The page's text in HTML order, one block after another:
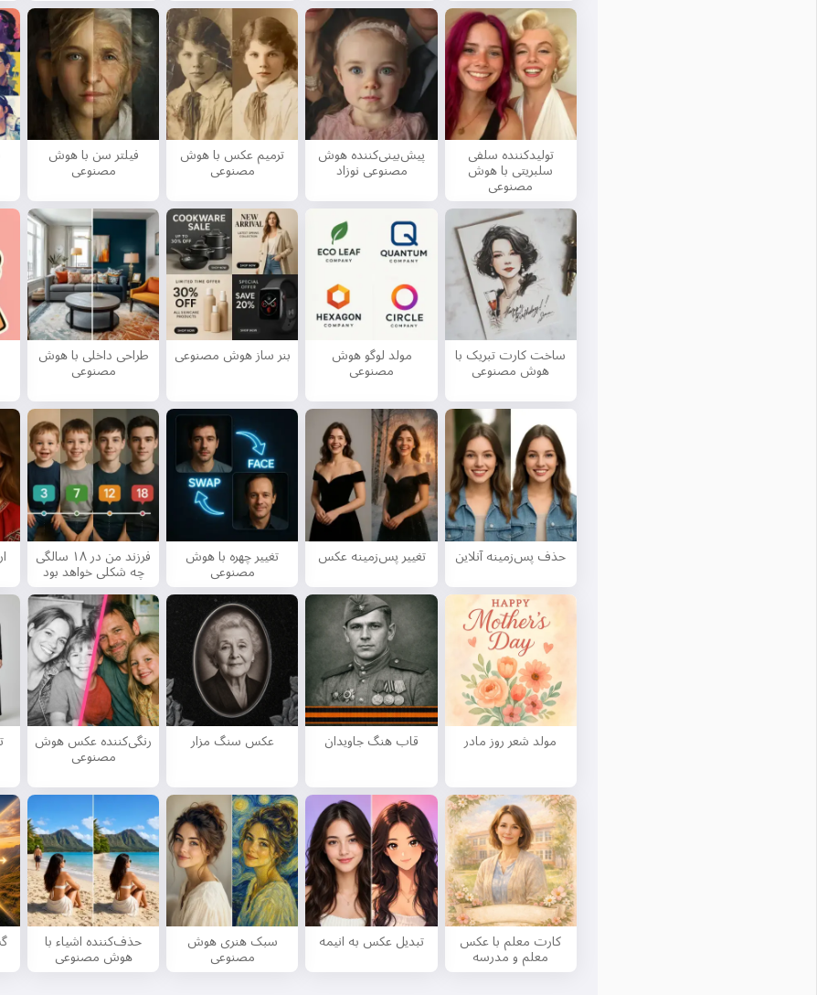
تولیدکننده سلفی
سلبریتی با هوش
مصنوعی
پیش‌بینی‌کننده هوش
مصنوعی نوزاد
ترمیم عکس با هوش
مصنوعی
فیلتر سن با هوش
مصنوعی
ساخت کارت تبریک با
هوش مصنوعی
مولد لوگو هوش
مصنوعی
بنر ساز هوش مصنوعی طراحی داخلی با هوش
مصنوعی
حذف پس‌زمینه آنلاین تغییر پس‌زمینه عکس تغییر چهره با هوش
مصنوعی
فرزند من در ۱۸ سالگی
چه شکلی خواهد بود
مولد شعر روز مادر قاب هنگ جاویدان عکس سنگ مزار رنگی‌کننده عکس هوش
مصنوعی
کارت معلم با عکس
معلم و مدرسه
تبدیل عکس به انیمه سبک هنری هوش
مصنوعی
حذف‌کننده اشیاء با
هوش مصنوعی
سلام 👋
من می‌توانم آهنگ بسازم، شعر و
تبریک بنویسم 🥰
رایگان امتحان کنید
من می‌پذیرم:شرایط خدمات,
سیاست حفظ حریم خصوصی,
سیاست بازپرداخت